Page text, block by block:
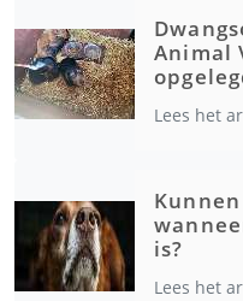
Animal
Lees het
is?
Lees het